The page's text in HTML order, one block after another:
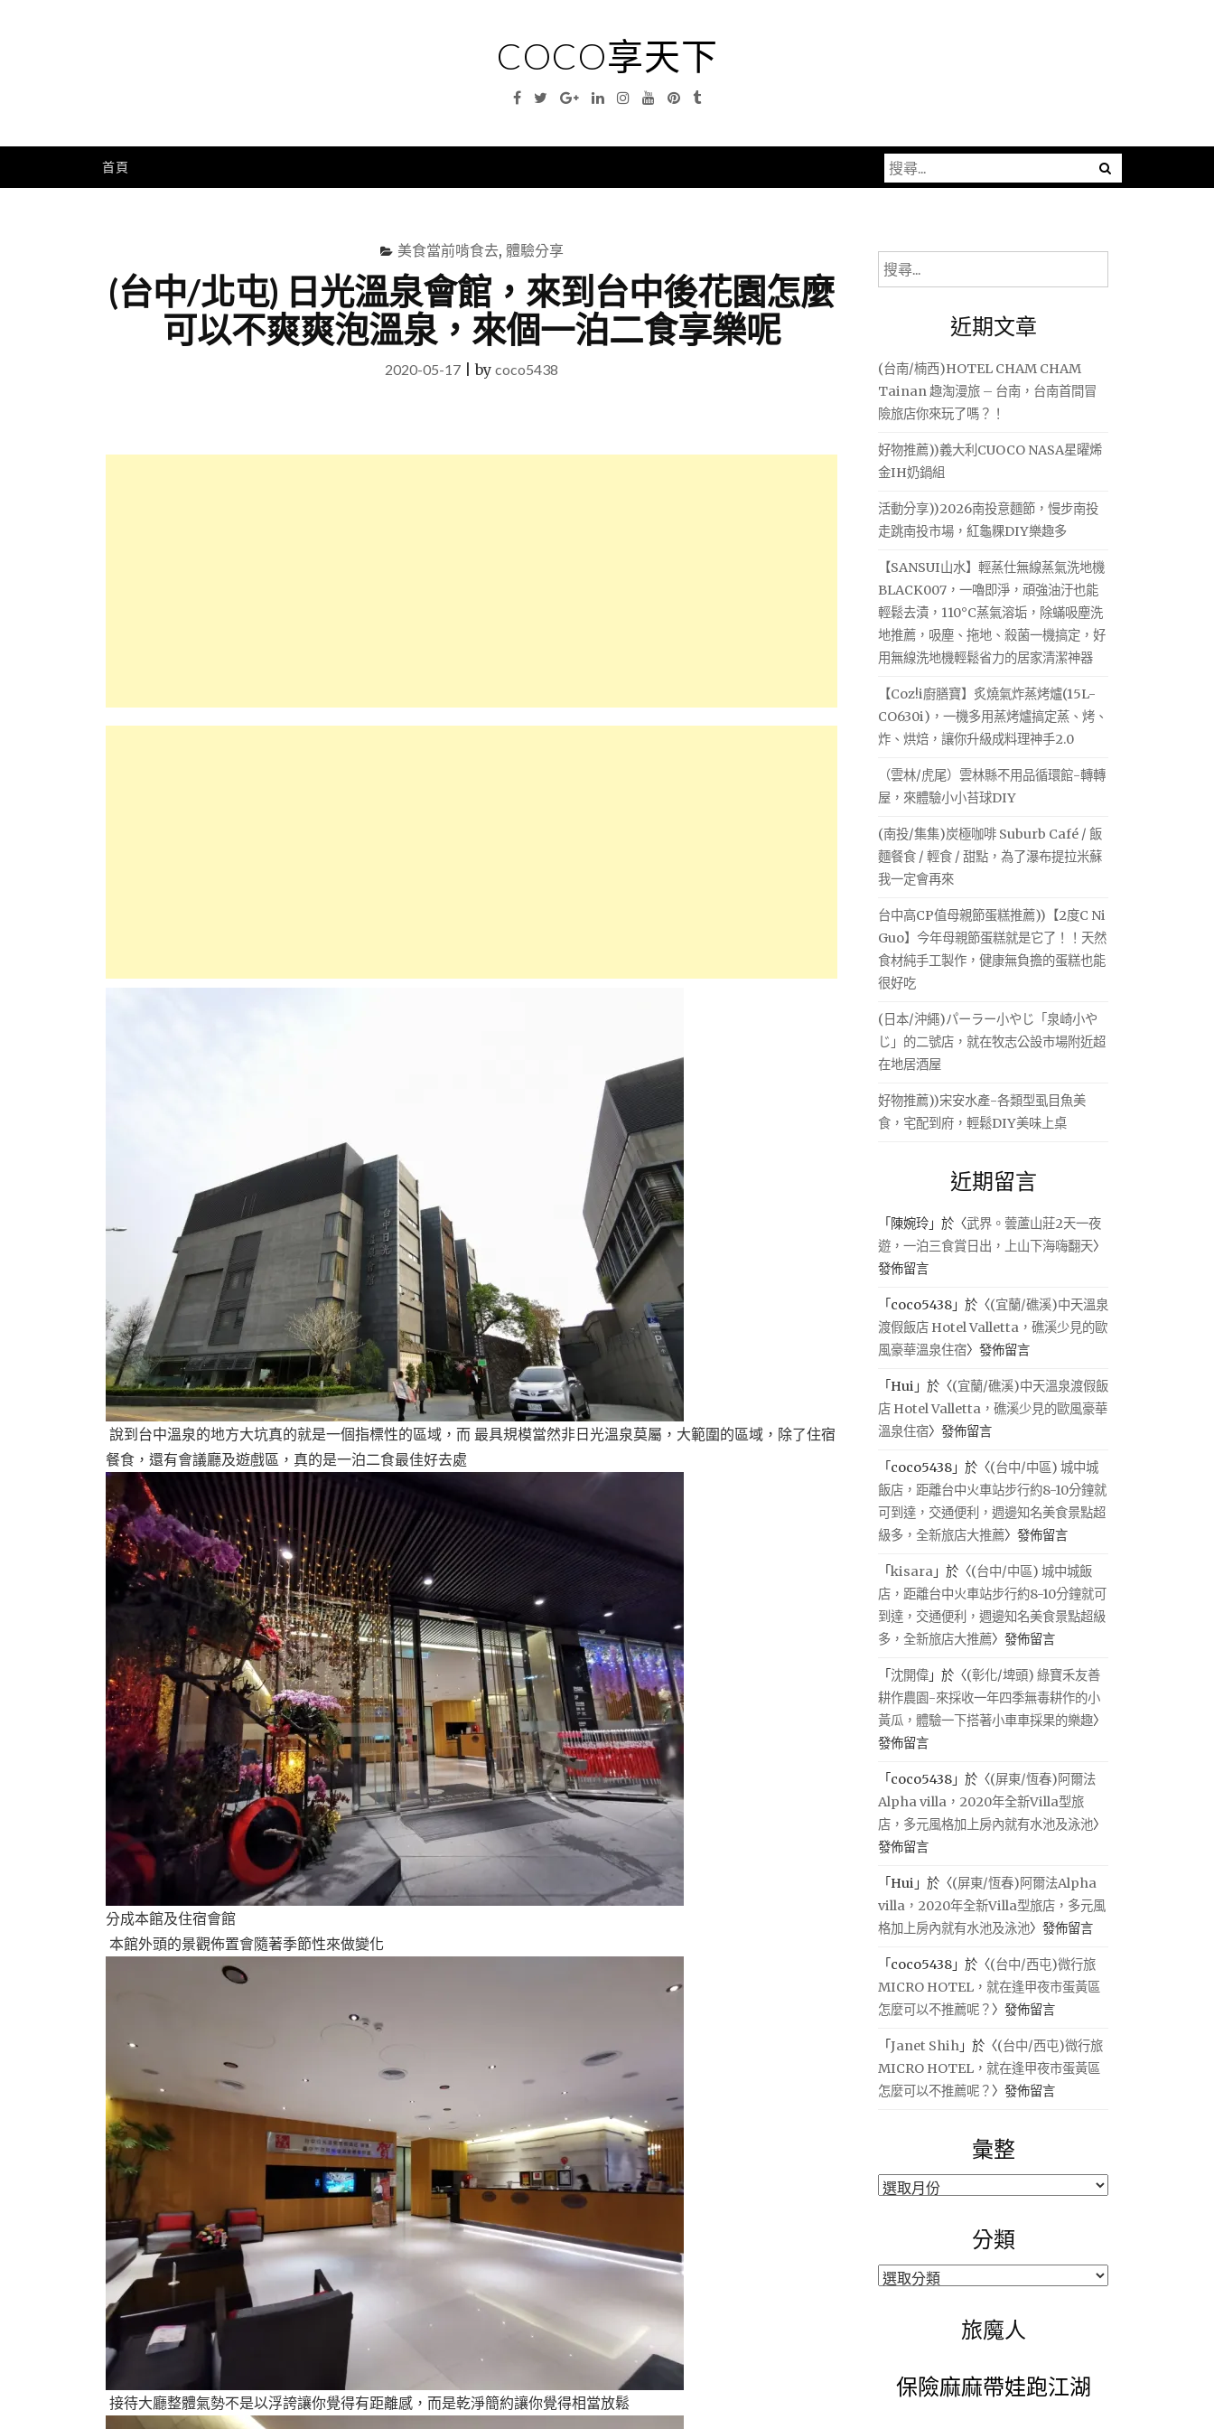
COCO享天下
Facebook
TwitterGoogleLinkedinInstagramYouTubePinterest
Tumblr
首頁
搜
尋
字:
美食當前啃食去, 體驗分享
(台中/北屯) 日光溫泉會館，來到台中後花園怎麼
可以不爽爽泡溫泉，來個一泊二食享樂呢
2020-05-17 |by coco5438
說到台中溫泉的地方大坑真的就是一個指標性的區域，而 最具規模當然非日光溫泉莫屬，大範圍的區域，除了住宿
餐食，還有會議廳及遊戲區，真的是一泊二食最佳好去處
分成本館及住宿會館
本館外頭的景觀佈置會隨著季節性來做變化
接待大廳整體氣勢不是以浮誇讓你覺得有距離感，而是乾淨簡約讓你覺得相當放鬆
搜
尋
近期文章
(台南/楠西)HOTEL CHAM CHAM
Tainan 趣淘漫旅 – 台南，台南首間冒
險旅店你來玩了嗎？！
好物推薦))義大利CUOCO NASA星曜烯
金IH奶鍋組
活動分享))2026南投意麵節，慢步南投
走跳南投市場，紅龜粿DIY樂趣多
【SANSUI山水】輕蒸仕無線蒸氣洗地機
BLACK007，一嚕即淨，頑強油汙也能
輕鬆去漬，110°C蒸氣溶垢，除蟎吸塵洗
地推薦，吸塵、拖地、殺菌一機搞定，好
用無線洗地機輕鬆省力的居家清潔神器
【Coz!i廚膳寶】炙燒氣炸蒸烤爐(15L-
CO630i)，一機多用蒸烤爐搞定蒸、烤、
炸、烘焙，讓你升級成料理神手2.0
（雲林/虎尾）雲林縣不用品循環館-轉轉
屋，來體驗小小苔球DIY
(南投/集集)炭極咖啡 Suburb Café / 飯
麵餐食 / 輕食 / 甜點，為了瀑布提拉米蘇
我一定會再來
台中高CP值母親節蛋糕推薦))【2度C Ni
Guo】今年母親節蛋糕就是它了！！天然
食材純手工製作，健康無負擔的蛋糕也能
很好吃
(日本/沖繩)パーラー小やじ「泉崎小や
じ」的二號店，就在牧志公設市場附近超
在地居酒屋
好物推薦))宋安水產-各類型虱目魚美
食，宅配到府，輕鬆DIY美味上桌
近期留言
「 陳婉玲 」於〈武界。蕓蘆山莊2天一夜
遊，一泊三食賞日出，上山下海嗨翻天〉
發佈留言
「 coco5438 」於〈(宜蘭/礁溪)中天溫泉
渡假飯店 Hotel Valletta，礁溪少見的歐
風豪華溫泉住宿〉發佈留言
「Hui 」於〈(宜蘭/礁溪)中天溫泉渡假飯
店 Hotel Valletta，礁溪少見的歐風豪華
溫泉住宿〉發佈留言
「 coco5438 」於〈(台中/中區) 城中城
飯店，距離台中火車站步行約8-10分鐘就
可到達，交通便利，週邊知名美食景點超
級多，全新旅店大推薦〉發佈留言
「kisara 」於〈(台中/中區) 城中城飯
店，距離台中火車站步行約8-10分鐘就可
到達，交通便利，週邊知名美食景點超級
多，全新旅店大推薦〉發佈留言
「沈開偉 」於〈(彰化/埤頭) 綠寶禾友善
耕作農園-來採收一年四季無毒耕作的小
黃瓜，體驗一下搭著小車車採果的樂趣〉
發佈留言
「 coco5438 」於〈(屏東/恆春)阿爾法
Alpha villa，2020年全新Villa型旅
店，多元風格加上房內就有水池及泳池〉
發佈留言
「Hui 」於〈(屏東/恆春)阿爾法Alpha
villa，2020年全新Villa型旅店，多元風
格加上房內就有水池及泳池〉發佈留言
「 coco5438 」於〈(台中/西屯)微行旅
MICRO HOTEL，就在逢甲夜市蛋黃區
怎麼可以不推薦呢？ 〉發佈留言
「Janet Shih 」於〈(台中/西屯)微行旅
MICRO HOTEL，就在逢甲夜市蛋黃區
怎麼可以不推薦呢？ 〉發佈留言
彙整
彙
分類
分
旅魔人
保險麻麻帶娃跑江湖